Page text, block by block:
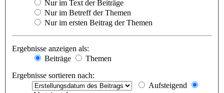
Nur im Text der Beiträge
Nur im Betreff der Themen
Nur im ersten Beitrag der Themen
Ergebnisse anzeigen als:
Beiträge
Themen
Ergebnisse sortieren nach:
Aufsteigend